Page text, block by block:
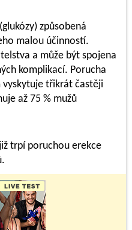
způsobená
malou účinností.
a může být spojena
komplikací. Porucha
vyskytuje třikrát častěji
až 75 % mužů
trpí poruchou erekce